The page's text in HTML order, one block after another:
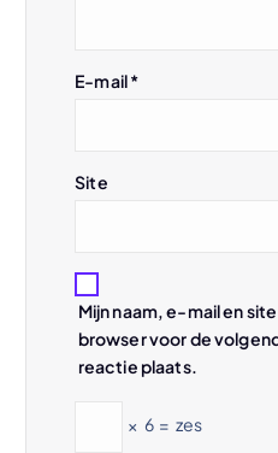
E-mail*
Site
Mijn naam, e-mail en
browser voor de
reactie plaats.
× 6 = zes